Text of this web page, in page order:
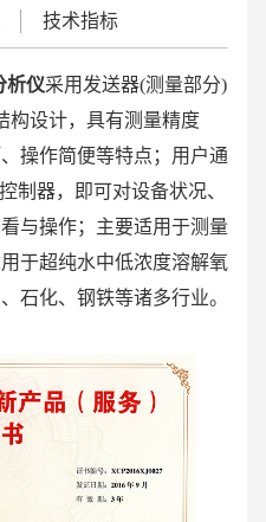
技术指标
析仪采用发送器(测量部分)
构设计，具有测量精度
操作简便等特点；用户通
制器，即可对设备状况、
与操作；主要适用于测量
于超纯水中低浓度溶解氧
石化、钢铁等诸多行业。